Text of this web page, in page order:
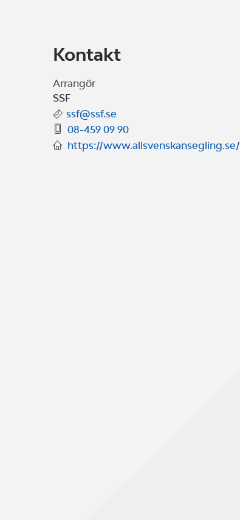
Kontakt
Arrangör
SSF
ssf@ssf.se
08-459 09 90
https://www.allsvenskansegling.se/